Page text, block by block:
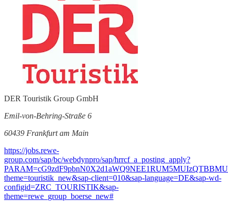
DER Touristik Group GmbH
Emil-von-Behring-Straße 6
60439 Frankfurt am Main
https://jobs.rewe-
group.com/sap/bc/webdynpro/sap/hrrcf_a_posting_apply?
theme=touristik_new&sap-client=010&sap-language=DE&sap-wd-
configid=ZRC_TOURISTIK&sap-
theme=rewe_group_boerse_new#